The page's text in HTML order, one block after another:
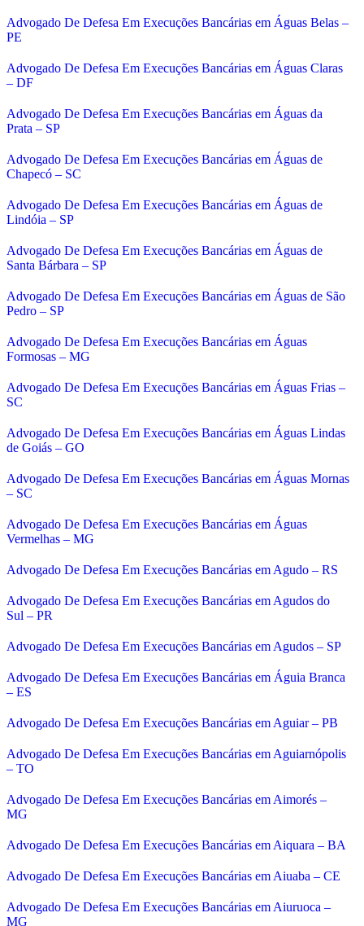
Advogado De Defesa Em Execuções Bancárias em Águas Belas –
PE
Advogado De Defesa Em Execuções Bancárias em Águas Claras
– DF
Advogado De Defesa Em Execuções Bancárias em Águas da
Prata – SP
Advogado De Defesa Em Execuções Bancárias em Águas de
Chapecó – SC
Advogado De Defesa Em Execuções Bancárias em Águas de
Lindóia – SP
Advogado De Defesa Em Execuções Bancárias em Águas de
Santa Bárbara – SP
Advogado De Defesa Em Execuções Bancárias em Águas de São
Pedro – SP
Advogado De Defesa Em Execuções Bancárias em Águas
Formosas – MG
Advogado De Defesa Em Execuções Bancárias em Águas Frias –
SC
Advogado De Defesa Em Execuções Bancárias em Águas Lindas
de Goiás – GO
Advogado De Defesa Em Execuções Bancárias em Águas Mornas
– SC
Advogado De Defesa Em Execuções Bancárias em Águas
Vermelhas – MG
Advogado De Defesa Em Execuções Bancárias em Agudo – RS
Advogado De Defesa Em Execuções Bancárias em Agudos do
Sul – PR
Advogado De Defesa Em Execuções Bancárias em Agudos – SP
Advogado De Defesa Em Execuções Bancárias em Águia Branca
– ES
Advogado De Defesa Em Execuções Bancárias em Aguiar – PB
Advogado De Defesa Em Execuções Bancárias em Aguiarnópolis
– TO
Advogado De Defesa Em Execuções Bancárias em Aimorés –
MG
Advogado De Defesa Em Execuções Bancárias em Aiquara – BA
Advogado De Defesa Em Execuções Bancárias em Aiuaba – CE
Advogado De Defesa Em Execuções Bancárias em Aiuruoca –
MG